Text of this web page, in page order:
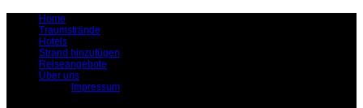
Home
Traumstrände
Hotels
Strand hinzufügen
Reiseangebote
Über uns
Impressum